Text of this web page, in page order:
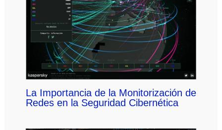
La Importancia de la Monitorización de
Redes en la Seguridad Cibernética